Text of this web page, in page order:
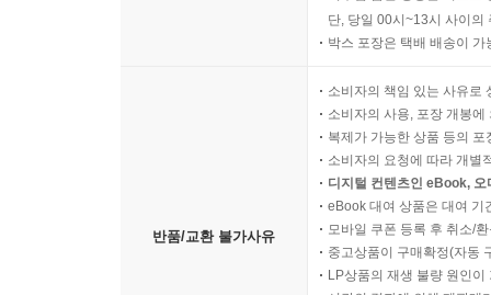
단, 당일 00시~13시 사이의
박스 포장은 택배 배송이
반품/교환 불가사유
소비자의 책임 있는 사유로
소비자의 사용, 포장 개봉
복제가 가능한 상품 등의
소비자의 요청에 따라 개별
디지털 컨텐츠인 eBook,
eBook 대여 상품은 대여 기
모바일 쿠폰 등록 후 취소/
중고상품이 구매확정(자동
LP상품의 재생 불량 원인